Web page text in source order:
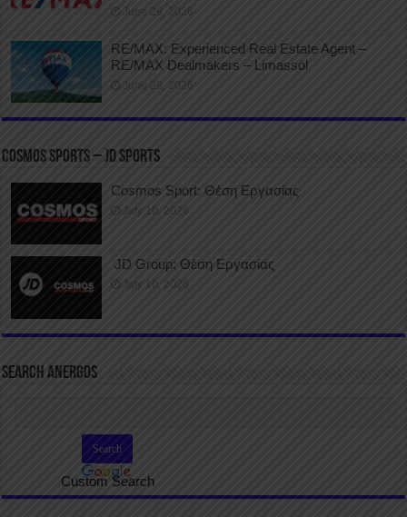
June 29, 2026
RE/MAX: Experienced Real Estate Agent –
RE/MAX Dealmakers – Limassol
June 29, 2026
COSMOS SPORTS – JD SPORTS
Cosmos Sport: Θέση Εργασίας
July 10, 2026
JD Group: Θέση Εργασίας
July 10, 2026
SEARCH ANERGOS
Custom Search